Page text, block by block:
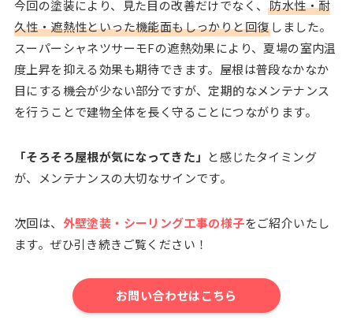
今回の塗装により、見た目の改善だけでなく、防水性・耐
久性・遮熱性といった機能面もしっかりと回復 しました。
スーパーシャネツサーモFの遮熱効果により、夏場の室内温
度上昇を抑える効果も期待できます。屋根は普段なかなか
目にする機会が少ない部分ですが、定期的なメンテナンス
を行うことで建物全体を長く守ることにつながります。
「そろそろ屋根が気になってきた」 と感じたタイミング
が、メンテナンスの大切なサインです。
次回は、 外壁塗装・シーリング工事の様子をご紹介いたし
ます。ぜひ引き続きご覧ください！
お問い合わせはこちら